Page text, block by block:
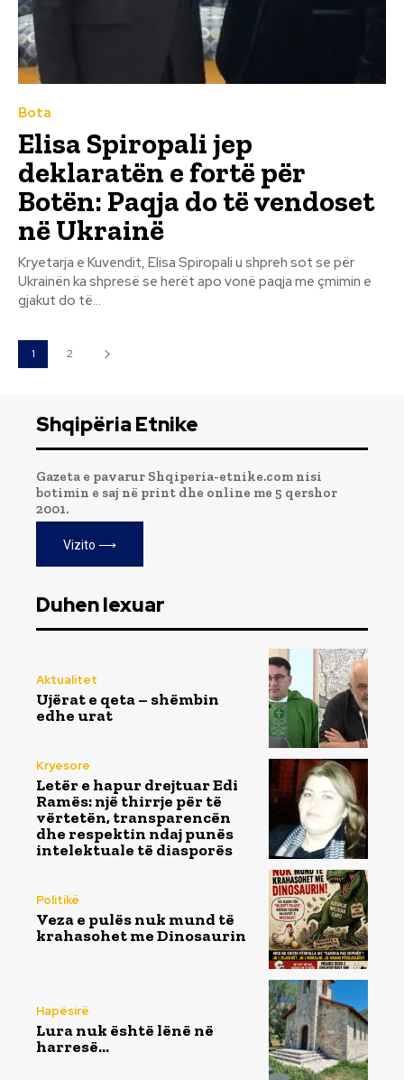
Bota
Elisa Spiropali jep
deklaratën e fortë për
Botën: Paqja do të vendoset
në Ukrainë
Kryetarja e Kuvendit, Elisa Spiropali u shpreh sot se për
Ukrainën ka shpresë se herët apo vonë paqja me çmimin e
gjakut do të...
1 2
Shqipëria Etnike
Gazeta e pavarur Shqiperia-etnike.com nisi
botimin e saj në print dhe online me 5 qershor
2001.
Vizito ⟶
Duhen lexuar
Aktualitet
Ujërat e qeta – shëmbin
edhe urat
Kryesore
Letër e hapur drejtuar Edi
Ramës: një thirrje për të
vërtetën, transparencën
dhe respektin ndaj punës
intelektuale të diasporës
Politikë
Veza e pulës nuk mund të
krahasohet me Dinosaurin
Hapësirë
Lura nuk është lënë në
harresë…